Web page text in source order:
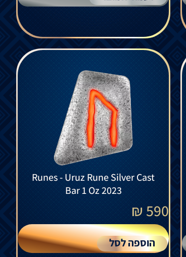
Runes - Uruz Rune Silver Cast
Bar 1 Oz 2023
590
₪
הוספה לסל